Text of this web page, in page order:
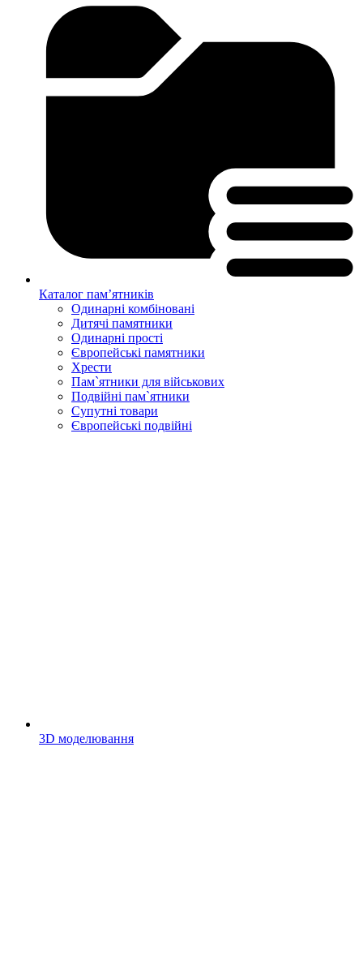
Каталог пам’ятників
Одинарні комбіновані
Дитячі памятники
Одинарні прості
Європейські памятники
Хрести
Пам`ятники для військових
Подвійні пам`ятники
Супутні товари
Європейські подвійні
3D моделювання